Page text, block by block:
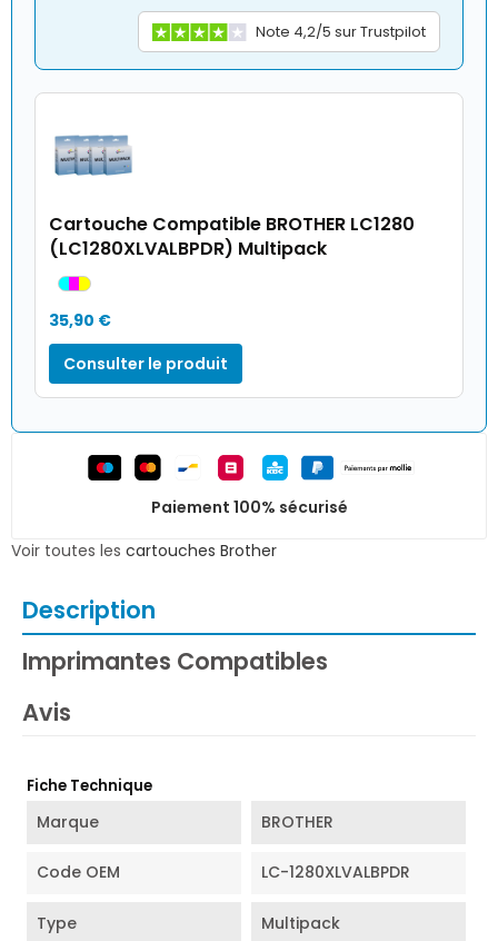
Note 4,2/5 sur Trustpilot
Cartouche Compatible BROTHER LC1280
(LC1280XLVALBPDR) Multipack
35,90 €
Consulter le produit
Paiement 100% sécurisé
Voir toutes les cartouches Brother
Description
Imprimantes Compatibles
Avis
Fiche Technique
Marque BROTHER
Code OEM LC-1280XLVALBPDR
Type Multipack